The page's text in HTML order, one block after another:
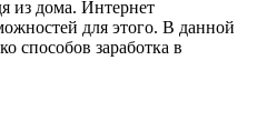
из дома. Интернет
для этого. В данной
способов заработка в